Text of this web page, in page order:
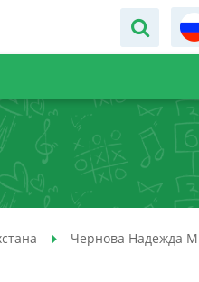
Чернова Надежда